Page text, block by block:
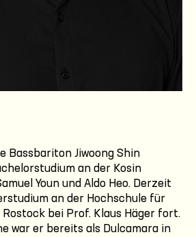
Bassbariton Jiwoong Shin
an der Kosin
Youn und Aldo Heo. Derzeit
an der Hochschule für
bei Prof. Klaus Häger fort.
war er bereits als Dulcamara in